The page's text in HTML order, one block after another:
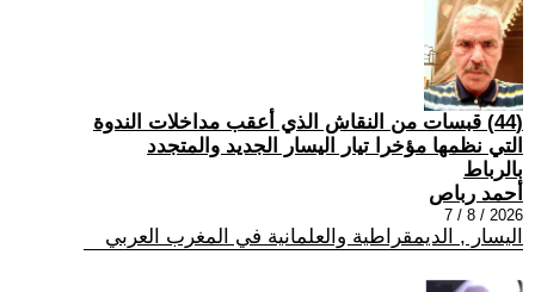
(44) قبسات من النقاش الذي أعقب مداخلات الندوة
التي نظمها مؤخرا تيار اليسار الجديد والمتجدد
بالرباط
أحمد رباص
2026 / 8 / 7
اليسار , الديمقراطية والعلمانية في المغرب العربي